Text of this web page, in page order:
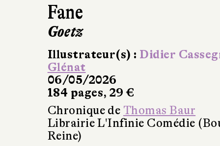
Fane
Goetz
Illustrateur(s) : Didier
Glénat
06/05/2026
184 pages, 29 €
Chronique de Thomas Baur
Librairie L'Infinie Comédie
Reine)